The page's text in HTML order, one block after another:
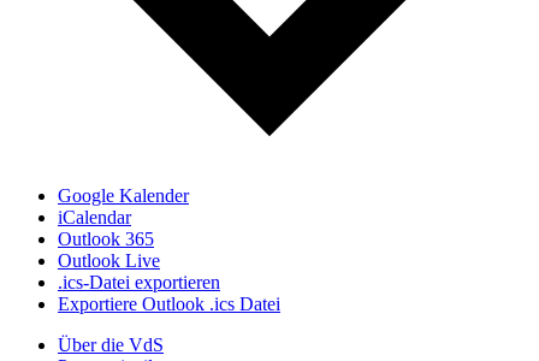
Google Kalender
iCalendar
Outlook 365
Outlook Live
.ics-Datei exportieren
Exportiere Outlook .ics Datei
Über die VdS